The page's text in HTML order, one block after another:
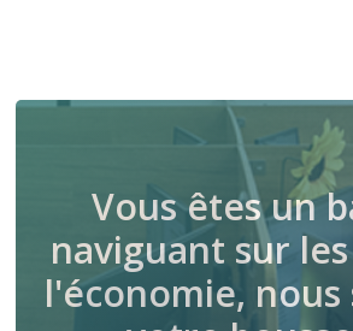
Vous êtes un
naviguant sur
l'économie, nous